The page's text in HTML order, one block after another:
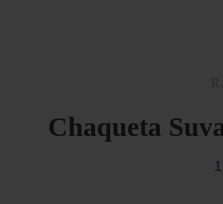
Chaqueta